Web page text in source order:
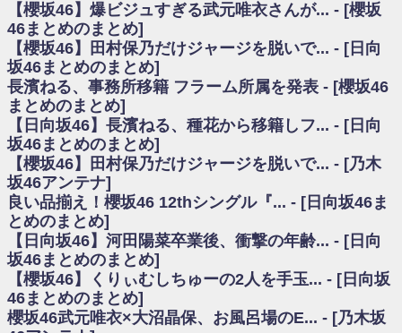
日向坂46まとめのまとめ / 【日向坂46】富田鈴花1st写真集、発売記念記者
会見の模様がこちら！
乃木坂欅坂まとめのまとめ / 【日向坂46】河田陽菜卒業の影響、ガチでデ
カそう...
欅坂あんてな ～欅坂46のニュース・情報・話題をピックアップ / れなッ
ピーズ集結！櫻坂46守屋麗奈×遠藤理子、8/6「ラヴィット！」水曜スタジオ出
演決定
欅坂/日向坂46まとめのまとめ / 【櫻坂46】田村保乃だけジャージを脱いで
いた理由
日向坂46まとめのまとめ / 【日向坂46】若林さん「笑えないぐらい師匠だ
から」佐々木久美と卒業後初の共演の様子がこちら！【激レアさん】
日向坂46まとめのまとめ / 【元日向坂46】情報解禁前で言えない！？丹生
ちゃん、メンバーと会った模様
乃木坂欅坂まとめのまとめ / 【日向坂46】この月、何かあるのか！？『お
願いバッハ！』ミーグリ日程がこちら
欅坂/日向坂46まとめのまとめ / 【櫻坂46】ミーグリで喧嘩！？山下瞳月、
これはマジギレしてる
乃木坂46アンテナ / 【櫻坂46】ハリソン守屋「ゆーづのせいです」【ラヴ
ィット!】
乃木坂あんてな ～乃木坂46・欅坂46・日向坂46のニュース・情報・話題
【櫻坂46】爆ビジュすぎる武元唯衣さんが... - [櫻坂
46まとめのまとめ]
【櫻坂46】田村保乃だけジャージを脱いで... - [日向
坂46まとめのまとめ]
長濱ねる、事務所移籍 フラーム所属を発表 - [櫻坂46
まとめのまとめ]
【日向坂46】長濱ねる、種花から移籍しフ... - [日向
坂46まとめのまとめ]
【櫻坂46】田村保乃だけジャージを脱いで... - [乃木
坂46アンテナ]
良い品揃え！櫻坂46 12thシングル『... - [日向坂46ま
とめのまとめ]
【日向坂46】河田陽菜卒業後、衝撃の年齢... - [日向
坂46まとめのまとめ]
【櫻坂46】くりぃむしちゅーの2人を手玉... - [日向坂
46まとめのまとめ]
櫻坂46武元唯衣×大沼晶保、お風呂場のE... - [乃木坂